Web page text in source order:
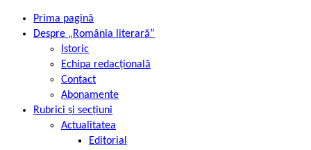
Prima pagină
Despre „România literară”
Istoric
Echipa redacțională
Contact
Abonamente
Rubrici și secțiuni
Actualitatea
Editorial